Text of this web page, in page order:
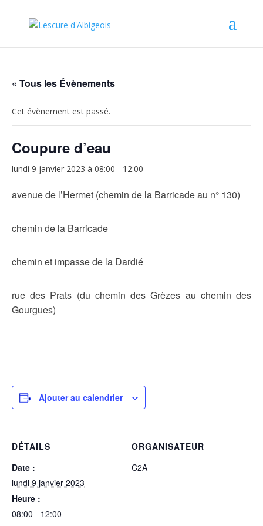
« Tous les Évènements
Cet évènement est passé.
Coupure d’eau
lundi 9 janvier 2023 à 08:00 - 12:00
avenue de l’Hermet (chemin de la Barricade au n° 130)
chemin de la Barricade
chemin et impasse de la Dardié
rue des Prats (du chemin des Grèzes au chemin des
Gourgues)
Ajouter au calendrier
DÉTAILS
Date :
lundi 9 janvier 2023
Heure :
08:00 - 12:00
ORGANISATEUR
C2A